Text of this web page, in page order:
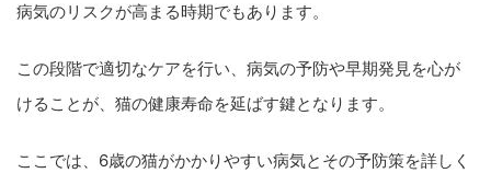
病気のリスクが高まる時期でもあります。
この段階で適切なケアを行い、病気の予防や早期発見を心が
けることが、猫の健康寿命を延ばす鍵となります。
ここでは、6歳の猫がかかりやすい病気とその予防策を詳しく